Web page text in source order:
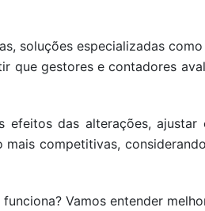
soluções especializadas
que gestores e contadores
das alterações, ajustar
competitivas,
Vamos entender